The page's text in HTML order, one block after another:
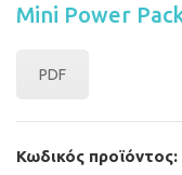
Mini Power
PDF
Κωδικός προϊόντος: